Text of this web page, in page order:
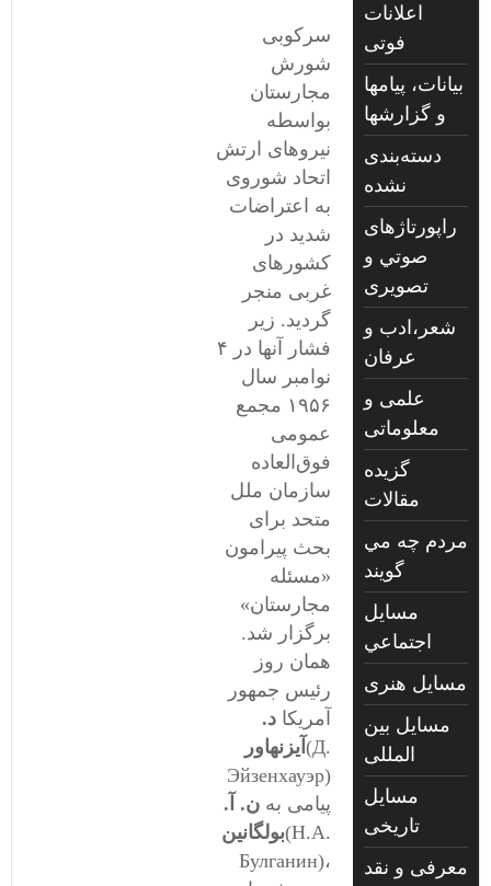
سرکوبی
شورش
مجارستان
بواسطه
نیروهای ارتش
اتحاد شوروی
به اعتراضات
شدید در
کشورهای
غربی منجر
گردید. زیر
فشار آنها در ۴
نوامبر سال
١۹۵۶ مجمع
عمومی
فوق‌العاده
سازمان ملل
متحد برای
بحث پیرامون
«مسئله
مجارستان»
برگزار شد.
همان روز
رئیس جمهور
آمریکاد.
آیزنهاور (Д.
Эйзенхауэр)
پیامی بهن. آ.
بولگانین(Н.А.
Булганин)،
اعلانات
فوتی
بیانات، پیامها
و گزارشها
دسته‌بندی
نشده
راپورتاژهای
صوتي و
تصويری
شعر،ادب و
عرفان
علمی و
معلوماتی
گزیده
مقالات
مردم چه مي
گويند
مسايل
اجتماعي
مسايل هنری
مسایل بین
المللی
مسایل
تاریخی
معرفی و نقد